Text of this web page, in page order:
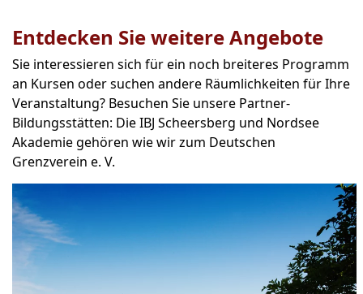
Entdecken Sie weitere Angebote
Sie interessieren sich für ein noch breiteres Programm
an Kursen oder suchen andere Räumlichkeiten für Ihre
Veranstaltung? Besuchen Sie unsere Partner-
Bildungsstätten: Die IBJ Scheersberg und Nordsee
Akademie gehören wie wir zum Deutschen
Grenzverein e. V.